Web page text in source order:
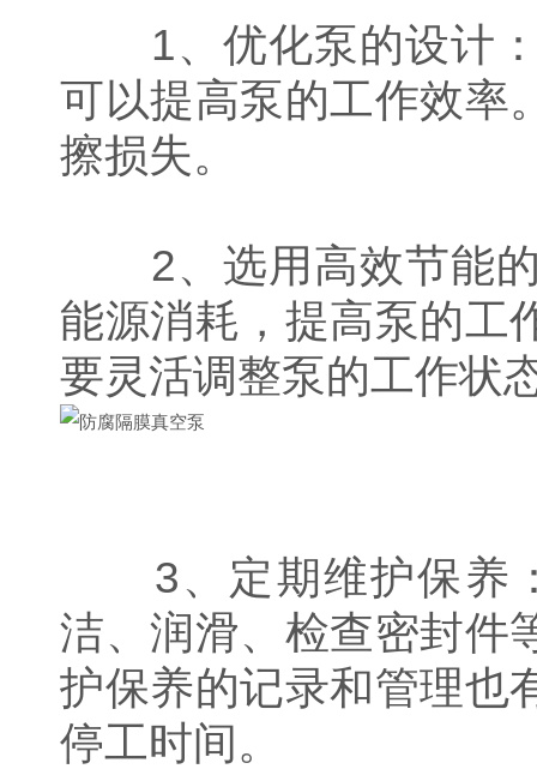
1、优化泵的设计：
可以提高泵的工作效率
擦损失。
2、选用高效节能的
能源消耗，提高泵的工
要灵活调整泵的工作状
3、定期维护保养：
洁、润滑、检查密封件
护保养的记录和管理也
停工时间。